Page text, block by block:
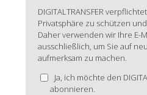
DIGITALTRANSFER
Privatsphäre zu schützen
Daher verwenden wir Ihre E-
ausschließlich, um Sie auf
aufmerksam zu machen.
Ja, ich möchte den
abonnieren.